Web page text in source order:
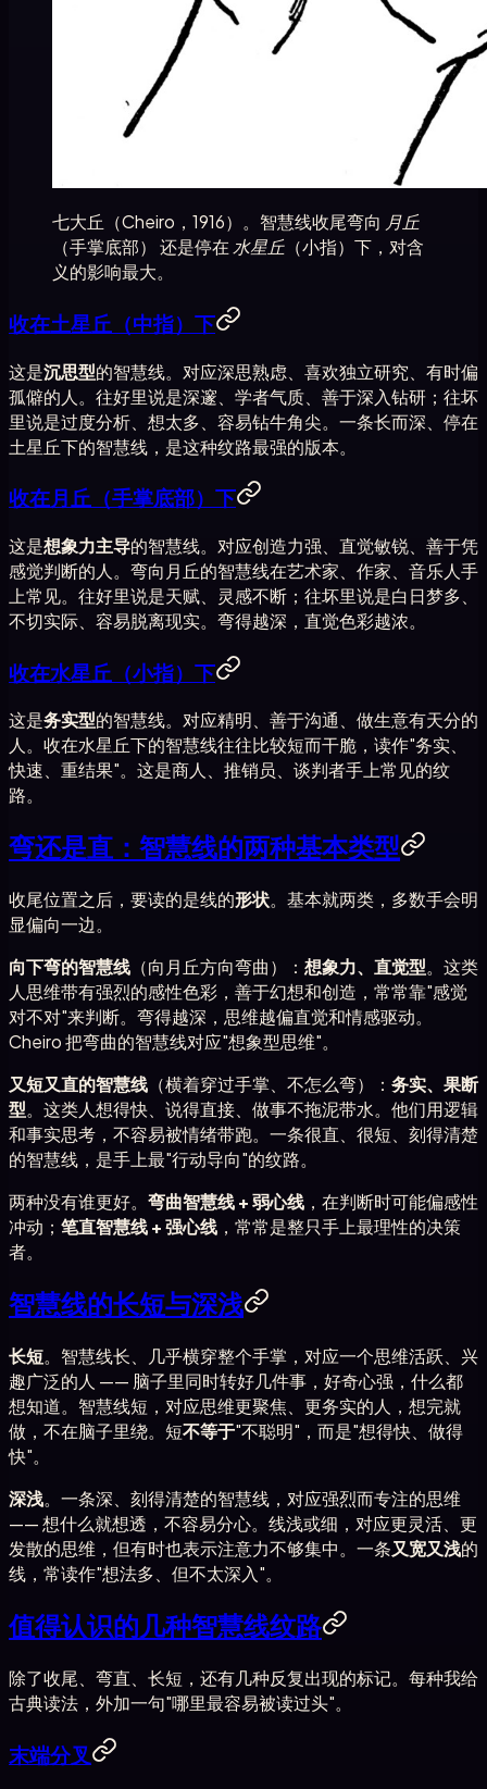
七大丘（Cheiro，1916）。智慧线收尾弯向 月丘
（手掌底部） 还是停在 水星丘 （小指）下，对含
义的影响最大。
收在土星丘（中指）下
这是沉思型的智慧线。对应深思熟虑、喜欢独立研究、有时偏
孤僻的人。往好里说是深邃、学者气质、善于深入钻研；往坏
里说是过度分析、想太多、容易钻牛角尖。一条长而深、停在
土星丘下的智慧线，是这种纹路最强的版本。
收在月丘（手掌底部）下
这是想象力主导的智慧线。对应创造力强、直觉敏锐、善于凭
感觉判断的人。弯向月丘的智慧线在艺术家、作家、音乐人手
上常见。往好里说是天赋、灵感不断；往坏里说是白日梦多、
不切实际、容易脱离现实。弯得越深，直觉色彩越浓。
收在水星丘（小指）下
这是务实型的智慧线。对应精明、善于沟通、做生意有天分的
人。收在水星丘下的智慧线往往比较短而干脆，读作"务实、
快速、重结果"。这是商人、推销员、谈判者手上常见的纹
路。
弯还是直：智慧线的两种基本类型
收尾位置之后，要读的是线的形状。基本就两类，多数手会明
显偏向一边。
向下弯的智慧线 （向月丘方向弯曲）： 想象力、直觉型。这类
人思维带有强烈的感性色彩，善于幻想和创造，常常靠"感觉
对不对"来判断。弯得越深，思维越偏直觉和情感驱动。
Cheiro 把弯曲的智慧线对应"想象型思维"。
又短又直的智慧线 （横着穿过手掌、不怎么弯）： 务实、果断
型。这类人想得快、说得直接、做事不拖泥带水。他们用逻辑
和事实思考，不容易被情绪带跑。一条很直、很短、刻得清楚
的智慧线，是手上最"行动导向"的纹路。
两种没有谁更好。 弯曲智慧线 + 弱心线 ，在判断时可能偏感性
冲动； 笔直智慧线 + 强心线 ，常常是整只手上最理性的决策
者。
智慧线的长短与深浅
长短。智慧线长、几乎横穿整个手掌，对应一个思维活跃、兴
趣广泛的人 —— 脑子里同时转好几件事，好奇心强，什么都
想知道。智慧线短，对应思维更聚焦、更务实的人，想完就
做，不在脑子里绕。短不等于"不聪明"，而是"想得快、做得
快"。
深浅。一条深、刻得清楚的智慧线，对应强烈而专注的思维
—— 想什么就想透，不容易分心。线浅或细，对应更灵活、更
发散的思维，但有时也表示注意力不够集中。一条又宽又浅的
线，常读作"想法多、但不太深入"。
值得认识的几种智慧线纹路
除了收尾、弯直、长短，还有几种反复出现的标记。每种我给
古典读法，外加一句"哪里最容易被读过头"。
末端分叉